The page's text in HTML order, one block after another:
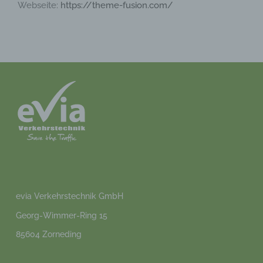
Webseite: https://theme-fusion.com/
evia Verkehrstechnik GmbH
Georg-Wimmer-Ring 15
85604 Zorneding
b) betroffene Person
c) Verarbeitung
Verarbeitung ist jeder mit oder ohne Hilfe
automatisierter Verfahren ausgeführte
Vorgang oder jede solche Vorgangsreihe im
Auslesen, das Abfragen, die Verwendung,
Verbreitung oder eine andere Form der
Verknüpfung, die Einschränkung, das